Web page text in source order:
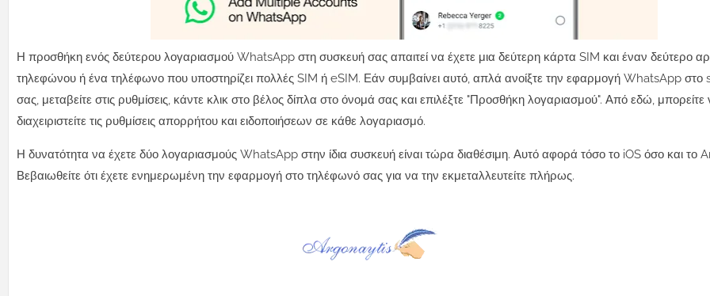
Η προσθήκη ενός δεύτερου λογαριασμού WhatsApp στη συσκευή σας απαιτεί να έχετε μια δεύτερη κάρτα SIM και έναν δεύτερο
τηλεφώνου ή ένα τηλέφωνο που υποστηρίζει πολλές SIM ή eSIM. Εάν συμβαίνει αυτό, απλά ανοίξτε την εφαρμογή WhatsApp
σας, μεταβείτε στις ρυθμίσεις, κάντε κλικ στο βέλος δίπλα στο όνομά σας και επιλέξτε "Προσθήκη λογαριασμού". Από εδώ, μπορείτε
διαχειριστείτε τις ρυθμίσεις απορρήτου και ειδοποιήσεων σε κάθε λογαριασμό.
Η δυνατότητα να έχετε δύο λογαριασμούς WhatsApp στην ίδια συσκευή είναι τώρα διαθέσιμη. Αυτό αφορά τόσο το iOS όσο και το
Βεβαιωθείτε ότι έχετε ενημερωμένη την εφαρμογή στο τηλέφωνό σας για να την εκμεταλλευτείτε πλήρως.